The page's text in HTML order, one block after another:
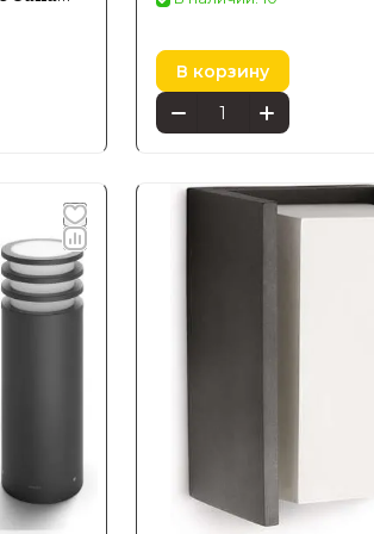
В корзину